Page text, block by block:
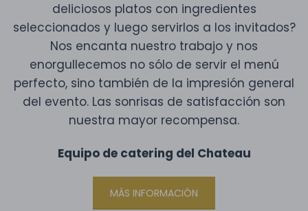
deliciosos platos con ingredientes
seleccionados y luego servirlos a los invitados?
Nos encanta nuestro trabajo y nos
enorgullecemos no sólo de servir el menú
perfecto, sino también de la impresión general
del evento. Las sonrisas de satisfacción son
nuestra mayor recompensa.
Equipo de catering del Chateau
MÁS INFORMACIÓN